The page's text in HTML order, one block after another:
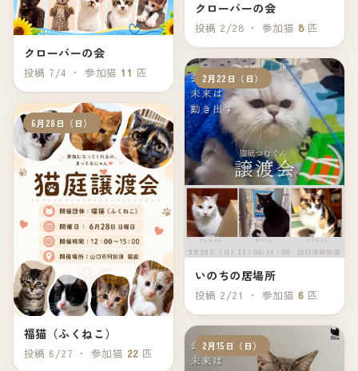
クローバーの会
投稿 7/4 ・ 参加猫 11 匹
6月28日（日）
福猫（ふくねこ）
投稿 6/27 ・ 参加猫 22 匹
クローバーの会
投稿 2/28 ・ 参加猫 8匹
2月22日（日）
いのちの居場所
投稿 2/21 ・ 参加猫 6 匹
2月15日（日）